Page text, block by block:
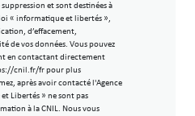
et sont destinées à
« informatique et libertés »,
d’effacement,
de vos données. Vous pouvez
en contactant directement
cnil.fr/frpour plus
après avoir contacté l'Agence
Libertés » ne sont pas
à la CNIL. Nous vous